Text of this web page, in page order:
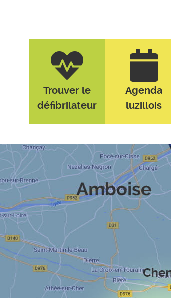
Trouver le
défibrilateur
Agenda
luzillois